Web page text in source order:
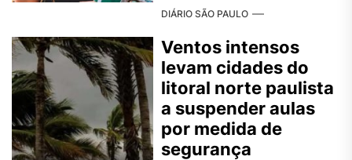
DIÁRIO SÃO PAULO
Ventos intensos
levam cidades do
litoral norte paulista
a suspender aulas
por medida de
segurança